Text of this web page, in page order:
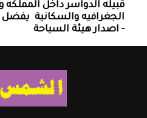
قبيله الدواسر داخل
الجغرافيه والسكانية
- اصدار هيئة السياحة